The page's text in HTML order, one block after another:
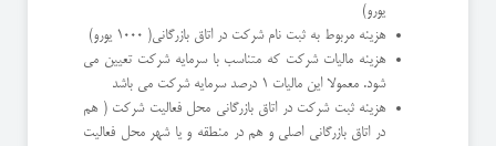
یورو)
هزینه مربوط به ثبت نام شرکت در اتاق بازرگانی( 1000 یورو)
هزینه مالیات شرکت که متناسب با سرمایه شرکت تعیین می
شود. معمولا این مالیات 1 درصد سرمایه شرکت می باشد
هزینه ثبت شرکت در اتاق بازرگانی محل فعالیت شرکت ( هم
در اتاق بازرگانی اصلی و هم در منطقه و یا شهر محل فعالیت